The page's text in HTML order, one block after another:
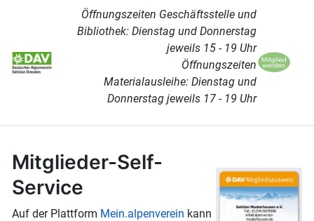
Öffnungszeiten Geschäftsstelle und
Bibliothek: Dienstag und Donnerstag
jeweils 15 - 19 Uhr
Öffnungszeiten
Materialausleihe: Dienstag und
Donnerstag jeweils 17 - 19 Uhr
Mitglieder-Self-
Service
Auf der Plattform Mein.alpenverein kann